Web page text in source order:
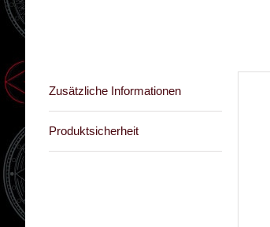
Zusätzliche Informationen
Produktsicherheit